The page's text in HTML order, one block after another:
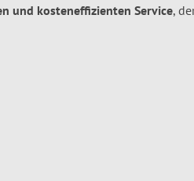
und kosteneffizienten Service,